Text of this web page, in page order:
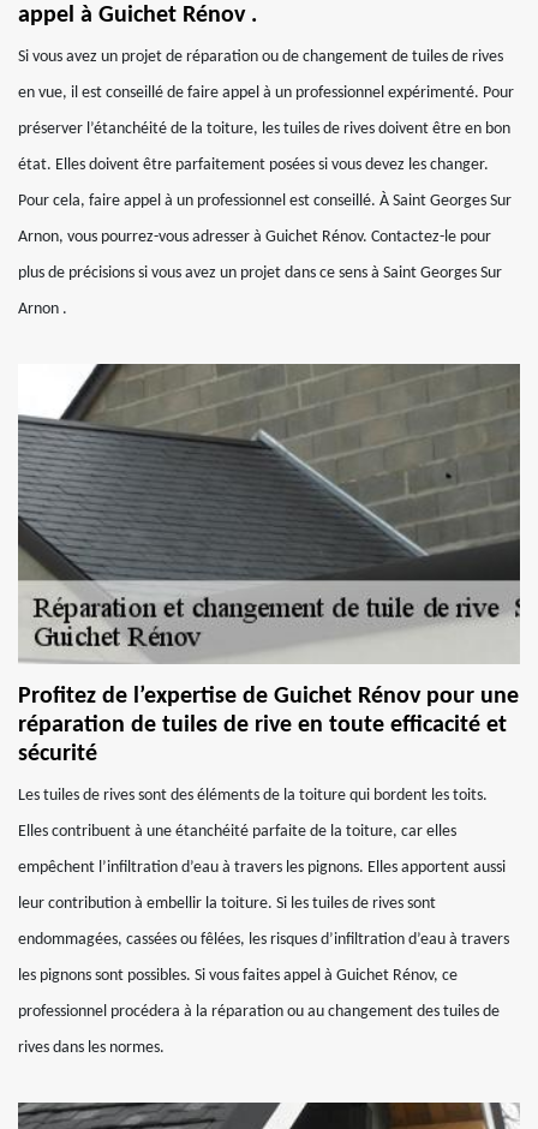
appel à Guichet Rénov .
Si vous avez un projet de réparation ou de changement de tuiles de rives
en vue, il est conseillé de faire appel à un professionnel expérimenté. Pour
préserver l’étanchéité de la toiture, les tuiles de rives doivent être en bon
état. Elles doivent être parfaitement posées si vous devez les changer.
Pour cela, faire appel à un professionnel est conseillé. À Saint Georges Sur
Arnon, vous pourrez-vous adresser à Guichet Rénov. Contactez-le pour
plus de précisions si vous avez un projet dans ce sens à Saint Georges Sur
Arnon .
Profitez de l’expertise de Guichet Rénov pour une
réparation de tuiles de rive en toute efficacité et
sécurité
Les tuiles de rives sont des éléments de la toiture qui bordent les toits.
Elles contribuent à une étanchéité parfaite de la toiture, car elles
empêchent l’infiltration d’eau à travers les pignons. Elles apportent aussi
leur contribution à embellir la toiture. Si les tuiles de rives sont
endommagées, cassées ou fêlées, les risques d’infiltration d’eau à travers
les pignons sont possibles. Si vous faites appel à Guichet Rénov, ce
professionnel procédera à la réparation ou au changement des tuiles de
rives dans les normes.